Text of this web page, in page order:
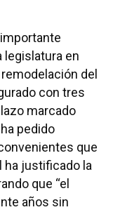
legislatura en
del
con tres
marcado
pedido
que
ha justificado la
que “el
años sin